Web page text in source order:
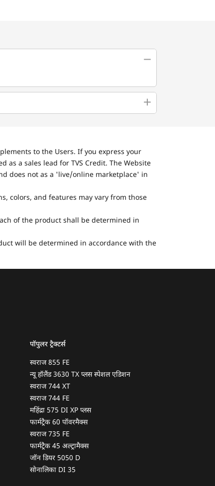
to the Users. If you express your
a sales lead for TVS Credit. The Website
does not as a 'live/online marketplace' in
colors, and features may vary from those
of the product shall be determined in
will be determined in accordance with the
पॉपुलर ट्रैक्टर्स
स्वराज 855 FE
न्यू हॉलैंड 3630 TX प्लस स्पेशल एडिशन
स्वराज 744 XT
स्वराज 744 FE
महिंद्रा 575 DI XP प्लस
फार्मट्रैक 60 पॉवरमैक्स
स्वराज 735 FE
फार्मट्रैक 45 अल्ट्रामैक्स
जॉन डियर 5050 D
सोनालिका DI 35